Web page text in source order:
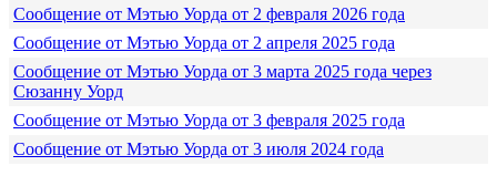
Сообщение от Мэтью Уорда от 2 февраля 2026 года
Сообщение от Мэтью Уорда от 2 апреля 2025 года
Сообщение от Мэтью Уорда от 3 марта 2025 года через
Сюзанну Уорд
Сообщение от Мэтью Уорда от 3 февраля 2025 года
Сообщение от Мэтью Уорда от 3 июля 2024 года